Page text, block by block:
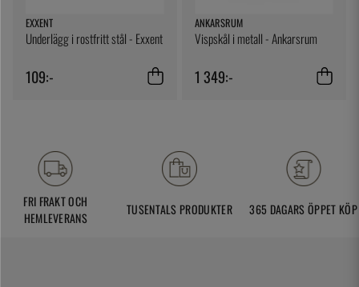
EXXENT
Underlägg i rostfritt stål - Exxent
109:-
ANKARSRUM
Vispskål i metall - Ankarsrum
1 349:-
FRI FRAKT OCH
HEMLEVERANS
TUSENTALS PRODUKTER 365 DAGARS ÖPPET KÖP